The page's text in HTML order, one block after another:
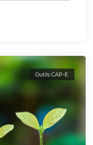
Outils CAP-E